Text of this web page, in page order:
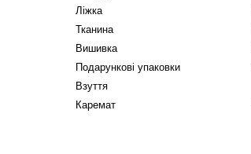
Ліжка
Тканина
Вишивка
Подарункові упаковки
Взуття
Каремат